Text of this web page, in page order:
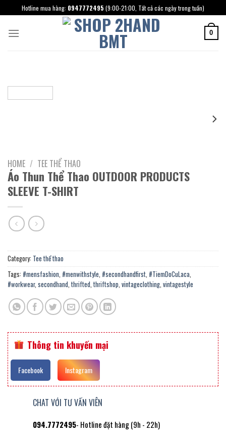
to
content
Hotline mua hàng: 0947772495 (9:00-21:00, Tất cả các ngày trong tuần)
0
HOME / TEE THỂ THAO
Áo Thun Thể Thao OUTDOOR PRODUCTS
SLEEVE T-SHIRT
Category: Tee thể thao
Tags: #mensfashion #menwithstyle #secondhandfirst #TiemDoCuLaca
#workwear, secondhand thrifted thriftshop vintageclothing vintagestyle
Thông tin khuyến mại
Facebook Instagram
CHAT VỚI TƯ VẤN VIÊN
094.7772495- Hotline đặt hàng (9h - 22h)